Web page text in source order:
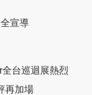
宣導
台巡迴展熱烈
再加場